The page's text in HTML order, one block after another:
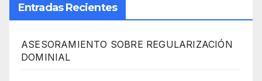
Entradas Recientes
ASESORAMIENTO SOBRE REGULARIZACIÓN
DOMINIAL